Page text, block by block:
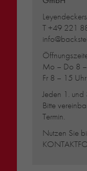
T+49 221
Mo – Do 8
Fr 8 – 15 Uhr
Jeden 1.
Bitte
Termin.
Nutzen Sie